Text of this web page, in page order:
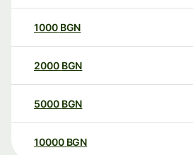
1000 BGN
2000 BGN
5000 BGN
10000 BGN